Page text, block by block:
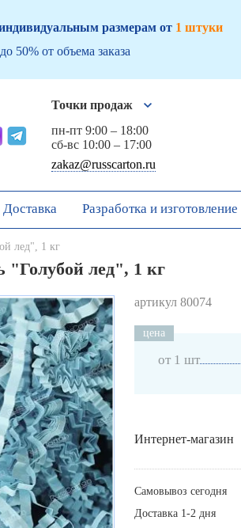
размерам от 1 штуки
50% от объема заказа
Точки продаж
пн-пт 9:00 – 18:00
сб-вс 10:00 – 17:00
zakaz@russcarton.ru
Доставка Разработка и изготовление
лед", 1 кг
лед", 1 кг
артикул 80074
цена
от 1 шт
Интернет-магазин
Самовывоз сегодня
Доставка 1-2 дня